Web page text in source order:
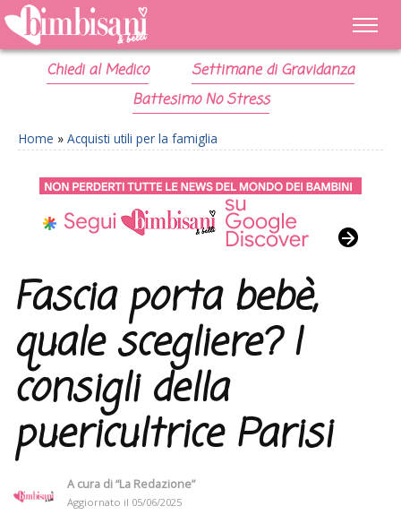
Chiedi al Medico
Settimane di Gravidanza
Battesimo No Stress
Home » Acquisti utili per la famiglia
Fascia porta bebè,
quale scegliere? I
consigli della
puericultrice Parisi
A cura di“La Redazione”
Aggiornato il 05/06/2025